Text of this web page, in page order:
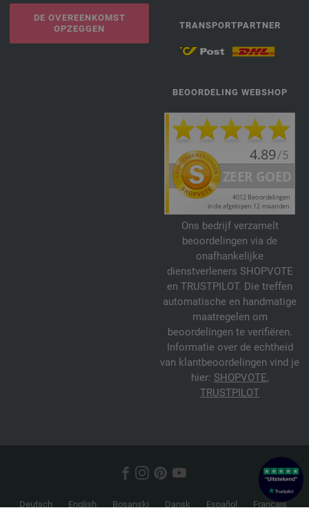
DE OVEREENKOMST
OPZEGGEN
TRANSPORTPARTNER
BEOORDELING WEBSHOP
Ons bedrijf verzamelt
beoordelingen via de
onafhankelijke
dienstverleners SHOPVOTE
en TRUSTPILOT. Die treffen
automatische en handmatige
maatregelen om
beoordelingen te verifiëren.
Informatie over de echtheid
van klantbeoordelingen vind je
hier: SHOPVOTE,
TRUSTPILOT
Deutsch English Bosanski Dansk Español
Français